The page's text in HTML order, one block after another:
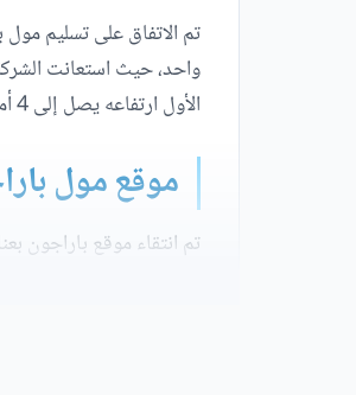
تم الاتفاق على تسليم مول
الأول ارتفاعه يصل إلى 4 أمتار، وتأتي باقي الأدوار على ارتفاع 3,5 متر.
موقع مول
تم انتقاء موقع باراجون
يتميز مول باراجون